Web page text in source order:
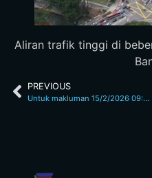
Aliran trafik tinggi di
PREVIOUS
Untuk makluman 15/2/2026 09:35AM